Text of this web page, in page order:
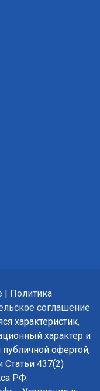
Политика
соглашение
характеристик,
характер и
публичной офертой,
437(2)
РФ.